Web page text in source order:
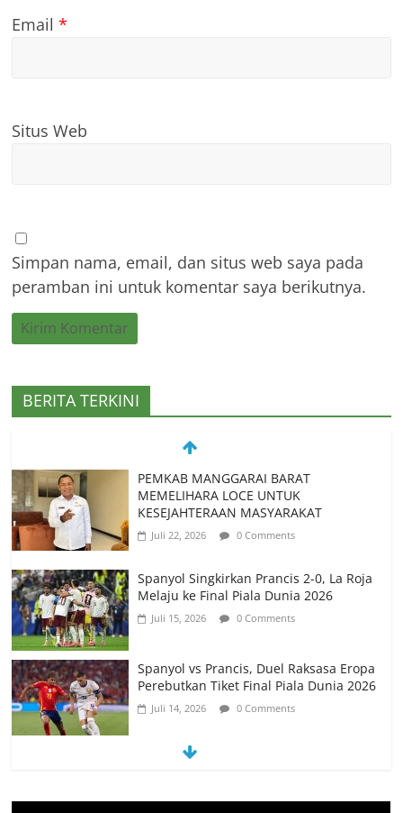
Email*
Situs Web
Simpan nama, email, dan situs web saya pada
peramban ini untuk komentar saya berikutnya.
BERITA TERKINI
Spanyol Singkirkan Prancis 2-0, La Roja
Melaju ke Final Piala Dunia 2026
Juli 15, 2026 0 Comments
Perebutkan Tiket Final Piala Dunia 2026
untuk Mendukung Perkuliahan di Era
Digital
Juni 10, 2026 0 Comments
PSN Ngada Pesta Gol, Libas MRC